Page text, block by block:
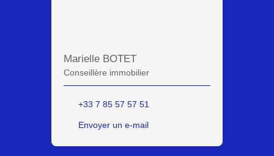
Marielle BOTET
Conseillère immobilier
+33 7 85 57 57 51
Envoyer un e-mail